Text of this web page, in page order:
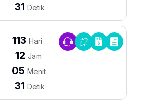
31 Detik
113 Hari
12 Jam
05 Menit
31 Detik